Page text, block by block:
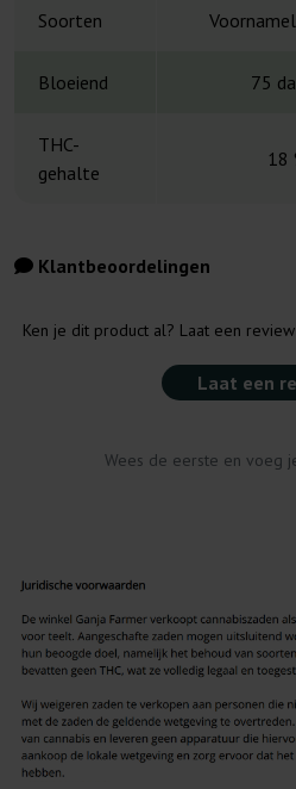
Soorten
Bloeiend 75
THC-
gehalte
18
Klantbeoordelingen
Ken je dit product al? Laat een
Laat een
Wees de eerste en voeg